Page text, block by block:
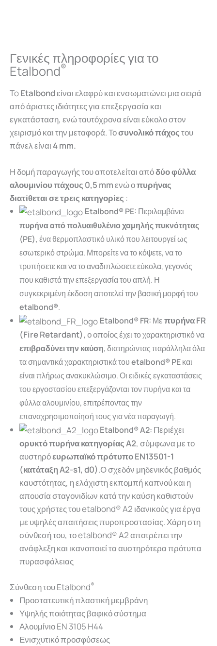
Γενικές πληροφορίες για το
Etalbond®
ToEtalbondείναι ελαφρύ και ενσωματώνει μια σειρά
από άριστες ιδιότητες για επεξεργασία και
εγκατάσταση, ενώ ταυτόχρονα είναι εύκολο στον
χειρισμό και την μεταφορά. Τοσυνολικό πάχοςτου
πάνελ είναι 4 mm.
Η δομή παραγωγής του αποτελείται απόδύο φύλλα
αλουμινίου πάχους 0,5 mmενώ οπυρήνας
διατίθεται σε τρεις κατηγορίες :
Εtalbond® PE: Περιλαμβάνει
πυρήνα από πολυαιθυλένιο χαμηλής πυκνότητας
(PE), ένα θερμοπλαστικό υλικό που λειτουργεί ως
εσωτερικό στρώμα. Μπορείτε να το κόψετε, να το
τρυπήσετε και να το αναδιπλώσετε εύκολα, γεγονός
που καθιστά την επεξεργασία του απλή. Η
συγκεκριμένη έκδοση αποτελεί την βασική μορφή του
etalbond®.
Εtalbond® FR: Μεπυρήνα FR
(Fire Retardant), ο οποίος έχει το χαρακτηριστικό να
επιβραδύνει την καύση, διατηρώντας παράλληλα όλα
τα σημαντικά χαρακτηριστικά τουetalbond® PEκαι
είναι πλήρως ανακυκλώσιμο.Οιειδικέςεγκαταστάσεις
τουεργοστασίουεπεξεργάζονταιτονπυρήνακαιτα
φύλλααλουμινίου,επιτρέπονταςτην
επαναχρησιμοποίησήτουςγιανέαπαραγωγή.
Etalbond® A2: Περιέχει
ορυκτό πυρήνα κατηγορίας A2, σύμφωνα με το
αυστηρόευρωπαϊκό πρότυπο EN13501-1
(κατάταξη A2-s1, d0).Ο σχεδόν μηδενικός βαθμός
καυστότητας, η ελάχιστη εκπομπή καπνού και η
απουσία σταγονιδίων κατά την καύση καθιστούν
τους χρήστες του etalbond® A2 ιδανικούς για έργα
με υψηλές απαιτήσεις πυροπροστασίας. Χάρη στη
σύνθεσή του, το etalbond® A2 αποτρέπει την
ανάφλεξη και ικανοποιεί τα αυστηρότερα πρότυπα
πυρασφάλειας
Σύνθεση του Etalbond®
Προστατευτική πλαστική μεμβράνη
Υψηλής ποιότητας βαφικό σύστημα
Αλουμίνιο EN 3105 H44
Ενισχυτικό προσφύσεως